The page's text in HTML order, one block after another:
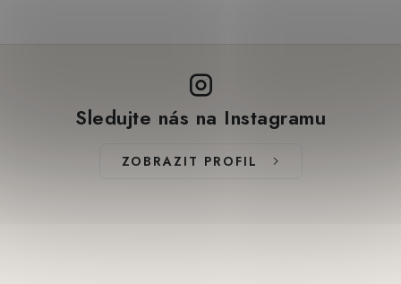
Sledujte nás na Instagramu
ZOBRAZIT PROFIL